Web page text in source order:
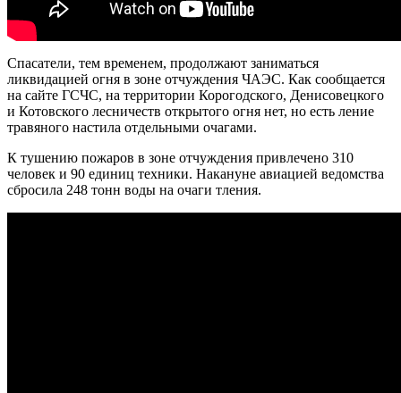
Спасатели, тем временем, продолжают заниматься
ликвидацией огня в зоне отчуждения ЧАЭС. Как сообщается
на сайте ГСЧС, на территории Корогодского, Денисовецкого
и Котовского лесничеств открытого огня нет, но есть ление
травяного настила отдельными очагами.
К тушению пожаров в зоне отчуждения привлечено 310
человек и 90 единиц техники. Накануне авиацией ведомства
сбросила 248 тонн воды на очаги тления.